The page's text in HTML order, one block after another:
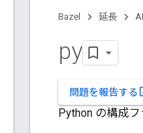
Bazel 延長
py
問題を報告する
Python の構成フ